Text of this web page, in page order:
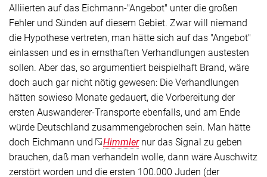
Alliierten auf das Eichmann-"Angebot" unter die großen
Fehler und Sünden auf diesem Gebiet. Zwar will niemand
die Hypothese vertreten, man hätte sich auf das "Angebot"
einlassen und es in ernsthaften Verhandlungen austesten
sollen. Aber das, so argumentiert beispielhaft Brand, wäre
doch auch gar nicht nötig gewesen: Die Verhandlungen
hätten sowieso Monate gedauert, die Vorbereitung der
ersten Auswanderer-Transporte ebenfalls, und am Ende
würde Deutschland zusammengebrochen sein. Man hätte
doch Eichmann und
Himmlernur das Signal zu geben
brauchen, daß man verhandeln wolle, dann wäre Auschwitz
zerstört worden und die ersten 100.000 Juden (der